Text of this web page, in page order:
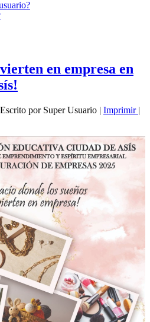
en empresa en
Escrito por Super Usuario | Imprimir |